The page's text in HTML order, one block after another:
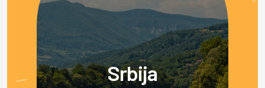
Srbija